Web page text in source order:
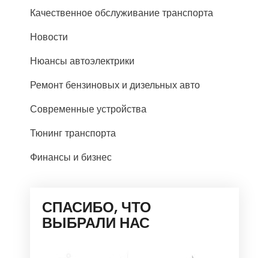
Качественное обслуживание транспорта
Новости
Нюансы автоэлектрики
Ремонт бензиновых и дизельных авто
Современные устройства
Тюнинг транспорта
Финансы и бизнес
СПАСИБО, ЧТО
ВЫБРАЛИ НАС